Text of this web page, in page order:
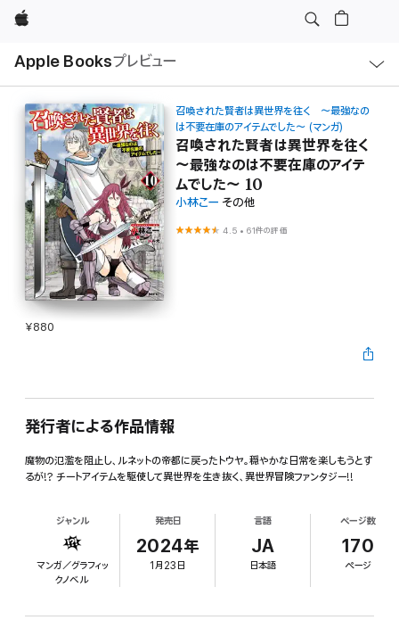
Apple
Apple Booksプレビュー
ル
召喚された賢者は異世界を往く ～最強なの
は不要在庫のアイテムでした～ (マンガ)
召喚された賢者は異世界を往く
～最強なのは不要在庫のアイテ
ムでした～ 10
小林こー その他
4.5 • 61件の評価
¥880
発行者による作品情報
魔物の氾濫を阻止し、ルネットの帝都に戻ったトウヤ。穏やかな日常を楽しもうとす
るが!? チートアイテムを駆使して異世界を生き抜く、異世界冒険ファンタジー!!
ジャンル
マンガ／グラフィッ
クノベル
発売日
2024年
1月23日
言語
JA
日本語
ページ数
170
ページ